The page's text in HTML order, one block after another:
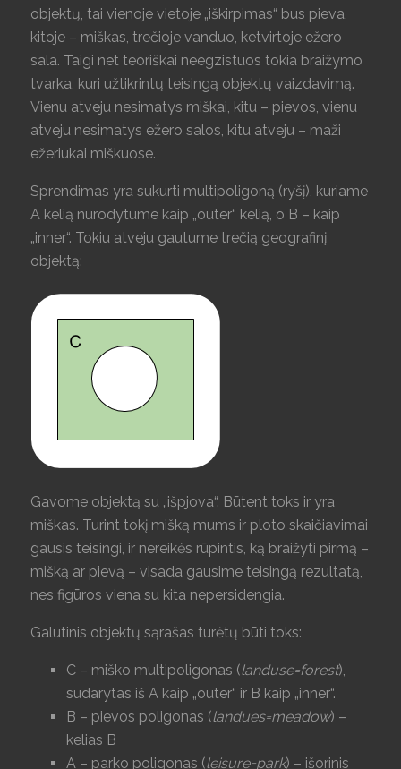
objektų, tai vienoje vietoje „iškirpimas“ bus pieva,
kitoje – miškas, trečioje vanduo, ketvirtoje ežero
sala. Taigi net teoriškai neegzistuos tokia braižymo
tvarka, kuri užtikrintų teisingą objektų vaizdavimą.
Vienu atveju nesimatys miškai, kitu – pievos, vienu
atveju nesimatys ežero salos, kitu atveju – maži
ežeriukai miškuose.
Sprendimas yra sukurti multipoligoną (ryšį), kuriame
A kelią nurodytume kaip „outer“ kelią, o B – kaip
„inner“. Tokiu atveju gautume trečią geografinį
objektą:
Gavome objektą su „išpjova“. Būtent toks ir yra
miškas. Turint tokį mišką mums ir ploto skaičiavimai
gausis teisingi, ir nereikės rūpintis, ką braižyti pirmą –
mišką ar pievą – visada gausime teisingą rezultatą,
nes figūros viena su kita nepersidengia.
Galutinis objektų sąrašas turėtų būti toks:
C – miško multipoligonas (landuse=forest),
sudarytas iš A kaip „outer“ ir B kaip „inner“.
B – pievos poligonas (landues=meadow) –
kelias B
A – parko poligonas (leisure=park) – išorinis